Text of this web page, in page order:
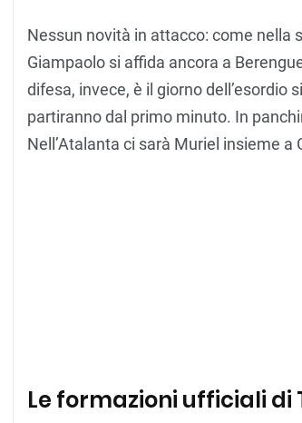
Nessun novità in attacco: come nella
Giampaolo si affida ancora a
difesa, invece, è il giorno dell’esordio
partiranno dal primo minuto. In
Nell’Atalanta ci sarà Muriel insieme a
Le formazioni ufficiali